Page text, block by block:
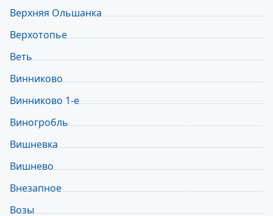
Верхняя Ольшанка
Верхотопье
Веть
Винниково
Винниково 1-е
Виногробль
Вишневка
Вишнево
Внезапное
Возы